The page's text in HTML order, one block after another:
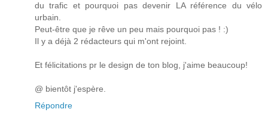
du trafic et pourquoi pas devenir LA référence du vélo
urbain.
Peut-être que je rêve un peu mais pourquoi pas ! :)
Il y a déjà 2 rédacteurs qui m'ont rejoint.
Et félicitations pr le design de ton blog, j'aime beaucoup!
@ bientôt j'espère.
Répondre